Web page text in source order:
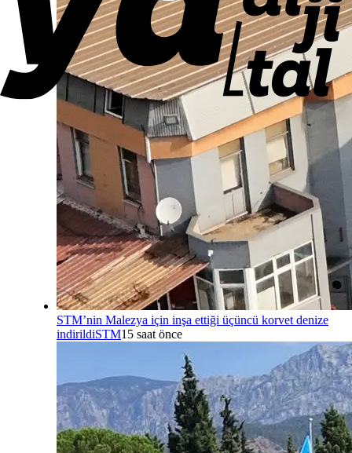
STM’nin Malezya için inşa ettiği üçüncü korvet denize
indirildiSTM15 saat önce